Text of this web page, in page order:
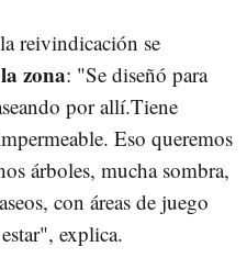
reivindicación se
zona: "Se diseñó para
por allí.Tiene
Eso queremos
árboles, mucha sombra,
con áreas de juego
explica.